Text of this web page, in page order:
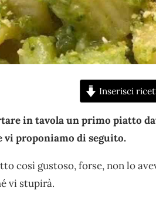
Inserisci
in tavola un primo piatto
vi proponiamo di seguito.
così gustoso, forse, non lo
vi stupirà.